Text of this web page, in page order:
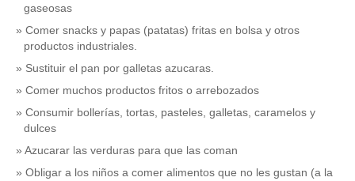
gaseosas
Comer snacks y papas (patatas) fritas en bolsa y otros
productos industriales.
Sustituir el pan por galletas azucaras.
Comer muchos productos fritos o arrebozados
Consumir bollerías, tortas, pasteles, galletas, caramelos y
dulces
Azucarar las verduras para que las coman
Obligar a los niños a comer alimentos que no les gustan (a la